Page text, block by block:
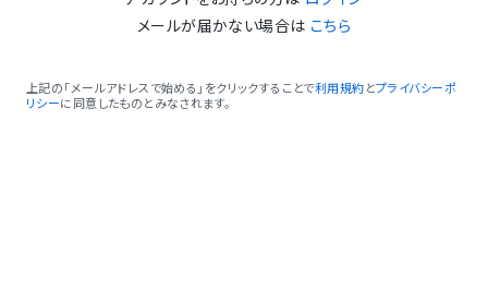
メールが届かない場合は こちら
上記の「メールアドレスで始める」をクリックすることで利用規約 とプライバシーポ
リシーに同意したものとみなされます。